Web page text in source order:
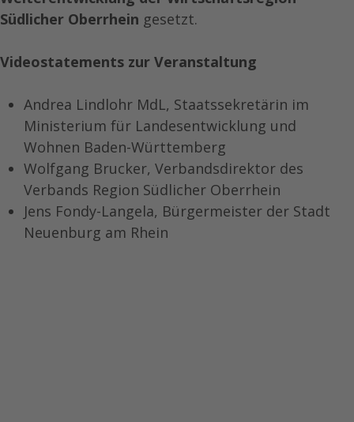
Südlicher Oberrhein gesetzt.
Videostatements zur Veranstaltung
Andrea Lindlohr MdL, Staatssekretärin im
Ministerium für Landesentwicklung und
Wohnen Baden-Württemberg
Wolfgang Brucker, Verbandsdirektor des
Verbands Region Südlicher Oberrhein
Jens Fondy-Langela, Bürgermeister der Stadt
Neuenburg am Rhein